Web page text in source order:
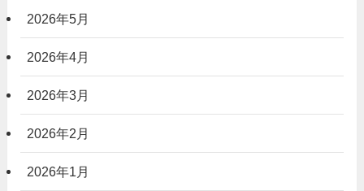
2026年5月
2026年4月
2026年3月
2026年2月
2026年1月